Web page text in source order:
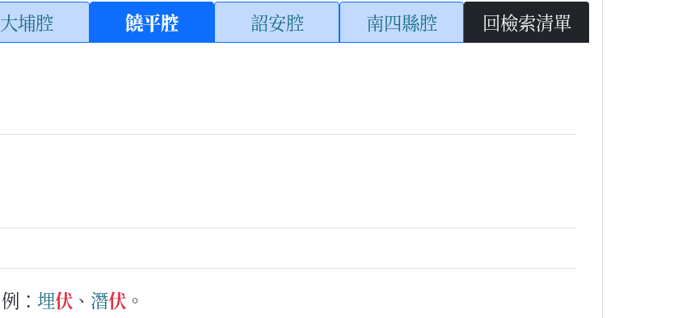
大埔腔 饒平腔 詔安腔 南四縣腔 回檢索清單
例： 埋伏 、 潛伏 。